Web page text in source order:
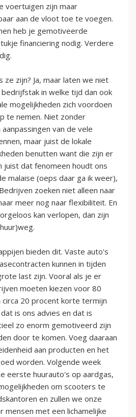
voertuigen zijn maar
aan de vloot toe te voegen.
heb je gemotiveerde
financiering nodig. Verdere
ze zijn? Ja, maar laten we niet
in welke tijd dan ook
mogelijkheden zich voordoen
te nemen. Niet zonder
van de vele
maar juist de lokale
benutten want die zijn er
juist dat fenomeen houdt ons
malaise (oeps daar ga ik weer),
zoeken niet alleen naar
meer nog naar flexibiliteit. En
kan verlopen, dan zijn
bieden dit. Vaste auto's
kunnen in tijden
last zijn. Vooral als je er
moeten kiezen voor 80
20 procent korte termijn
is ons advies en dat is
zo enorm gemotiveerd zijn
door te komen. Voeg daaraan
aan producten en het
worden. Volgende week
eerste huurauto's op aardgas,
om scooters te
en zullen we onze
mensen met een lichamelijke